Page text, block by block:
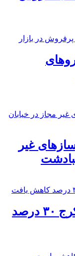
غیر
️قیمت مسکن در کرج ۳۰ درصد